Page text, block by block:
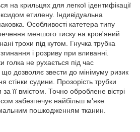
на крильцях для легкої ідентифікації
етилену. Індивідуальна
Особливості катетера типу
меншого тиску на кров'яний
трохи під кутом. Гнучка трубка
і розриву при вливанні.
голка не рухається під час
дозволяє звести до мінімуму ризик
стінки судини. Прозорість трубки
її вмістом. Точно оброблене вістрі
забезпечує найбільш м'яке
пошкодженням тканин.